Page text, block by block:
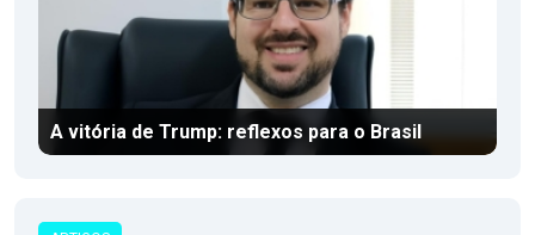
A vitória de Trump: reflexos para o Brasil